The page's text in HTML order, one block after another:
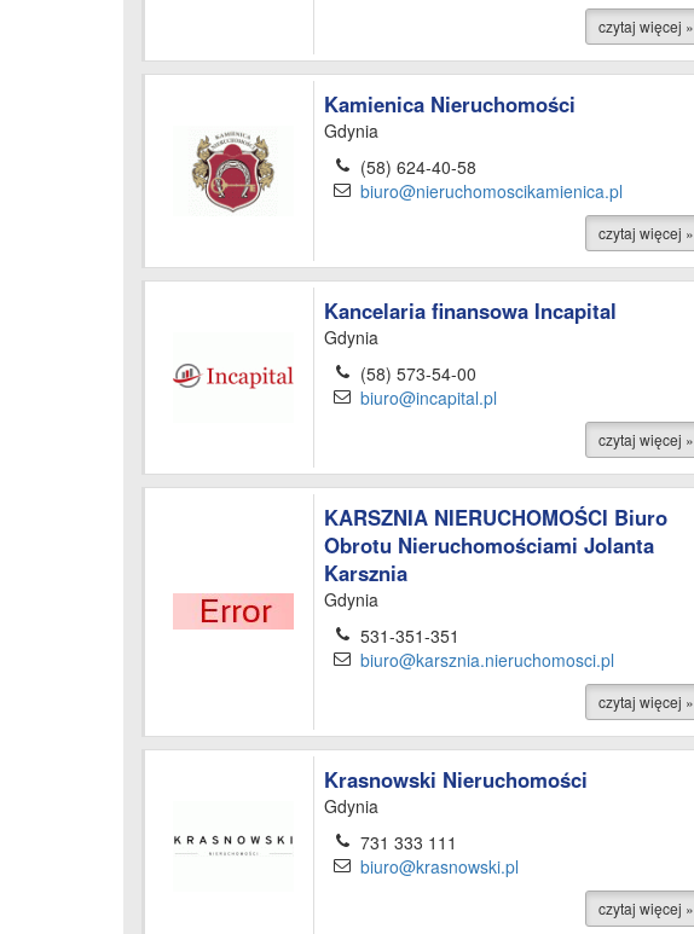
czytaj więcej »
Kamienica Nieruchomości
Gdynia
(58) 624-40-58
biuro@nieruchomoscikamienica.pl
czytaj więcej »
Kancelaria finansowa Incapital
Gdynia
(58) 573-54-00
biuro@incapital.pl
czytaj więcej »
KARSZNIA NIERUCHOMOŚCI Biuro
Obrotu Nieruchomościami Jolanta
Karsznia
Gdynia
531-351-351
biuro@karsznia.nieruchomosci.pl
czytaj więcej »
Krasnowski Nieruchomości
Gdynia
731 333 111
biuro@krasnowski.pl
czytaj więcej »